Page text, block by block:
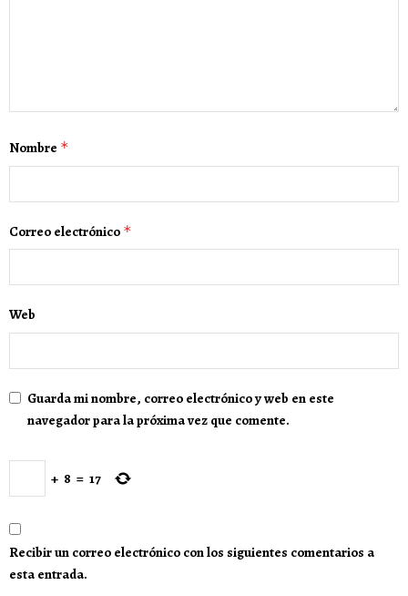
Nombre *
Correo electrónico *
Web
Guarda mi nombre, correo electrónico y web en este
navegador para la próxima vez que comente.
+ 8 = 17
Recibir un correo electrónico con los siguientes comentarios a
esta entrada.